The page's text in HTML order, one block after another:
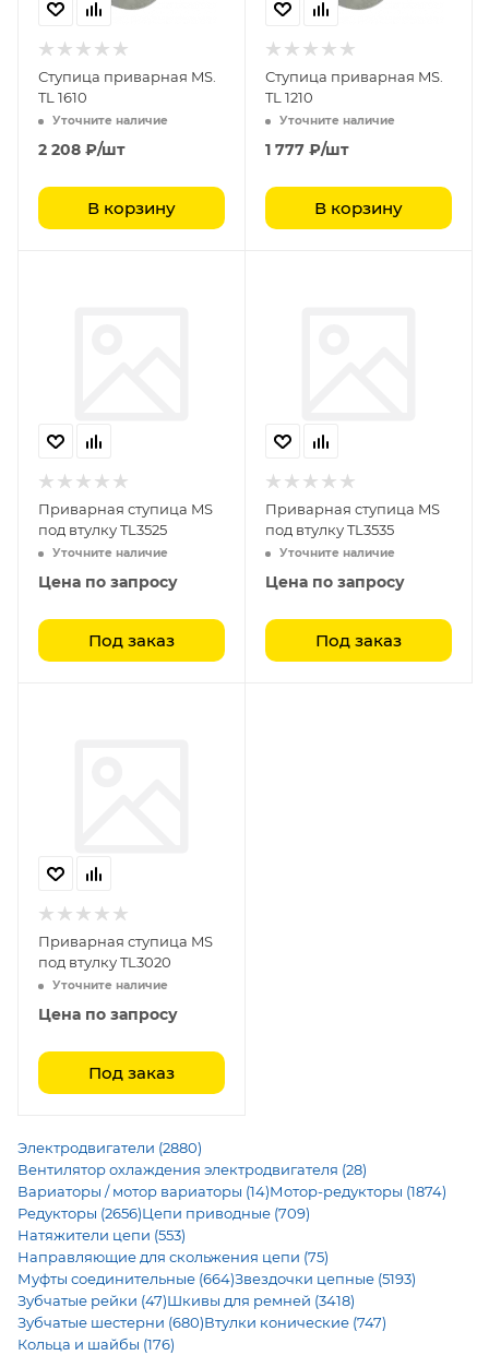
Ступица приварная MS.
TL 1610
Уточните наличие
2 208 ₽/шт
В корзину
Ступица приварная MS.
TL 1210
Уточните наличие
1 777 ₽/шт
В корзину
Приварная ступица MS
под втулку TL3525
Уточните наличие
Цена по запросу
Под заказ
Приварная ступица MS
под втулку TL3535
Уточните наличие
Цена по запросу
Под заказ
Приварная ступица MS
под втулку TL3020
Уточните наличие
Цена по запросу
Под заказ
Электродвигатели (2880)
Вентилятор охлаждения электродвигателя (28)
Вариаторы / мотор вариаторы (14)Мотор-редукторы (1874)
Редукторы (2656)Цепи приводные (709)
Натяжители цепи (553)
Направляющие для скольжения цепи (75)
Муфты соединительные (664)Звездочки цепные (5193)
Зубчатые рейки (47)Шкивы для ремней (3418)
Зубчатые шестерни (680)Втулки конические (747)
Кольца и шайбы (176)